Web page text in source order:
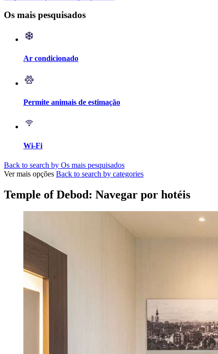
Os mais pesquisados
Ar condicionado
Permite animais de estimação
Wi-Fi
Back to search by Os mais pesquisados
Ver mais opções Back to search by categories
Temple of Debod: Navegar por hotéis